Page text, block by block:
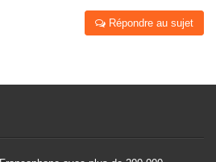
Répondre au sujet